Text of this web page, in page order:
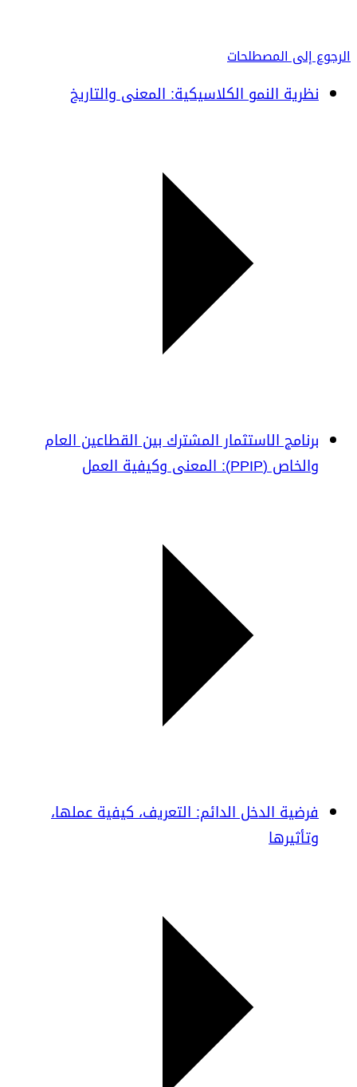
الرجوع إلى المصطلحات
نظرية النمو الكلاسيكية: المعنى والتاريخ
برنامج الاستثمار المشترك بين القطاعين العام
والخاص (PPIP): المعنى وكيفية العمل
فرضية الدخل الدائم: التعريف، كيفية عملها،
وتأثيرها